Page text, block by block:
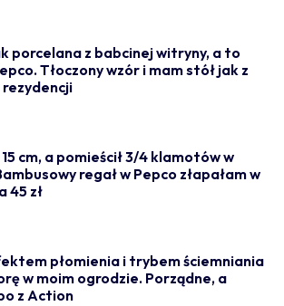
porcelana z babcinej witryny, a to
Tłoczony wzór i mam stół jak z
cm, a pomieścił 3/4 klamotów w
regał w Pepco złapałam w
45 zł
płomienia i trybem ściemniania
w moim ogrodzie. Porządne, a
z Action